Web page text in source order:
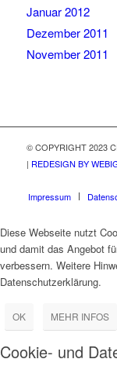
Januar 2012
Dezember 2011
November 2011
© COPYRIGHT 2023
| REDESIGN BY
Impressum
Diese Webseite nutzt
und damit das Angebot
verbessern. Weitere
Datenschutzerklärung.
OK MEHR INFOS
Cookie- und